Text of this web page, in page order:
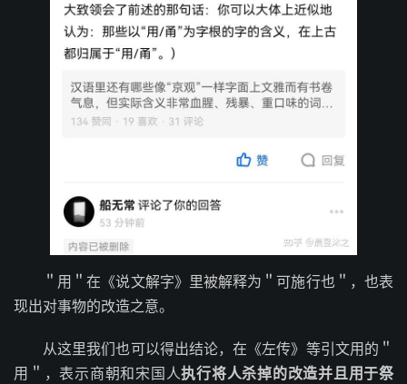
＂用＂在《说文解字》里被解释为＂可施行也＂，也表
现出对事物的改造之意。
从这里我们也可以得出结论，在《左传》等引文用的＂
用＂，表示商朝和宋国人执行将人杀掉的改造并且用于祭